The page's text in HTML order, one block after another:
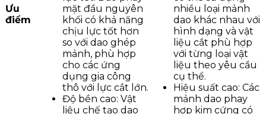
Ưu
điểm
mặt đầu nguyên
khối có khả năng
chịu lực tốt hơn
so với dao ghép
mảnh, phù hợp
cho các ứng
dụng gia công
thô với lực cắt lớn.
Độ bền cao: Vật
liệu chế tạo dao
nhiều loại mảnh
dao khác nhau với
hình dạng và vật
liệu cắt phù hợp
với từng loại vật
liệu theo yêu cầu
cụ thể.
Hiệu suất cao: Các
mảnh dao phay
hợp kim cứng có